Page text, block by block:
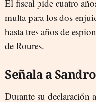
El fiscal pide cuatro
multa para los dos
hasta tres años de
de Roures.
Señala a
Durante su declaración